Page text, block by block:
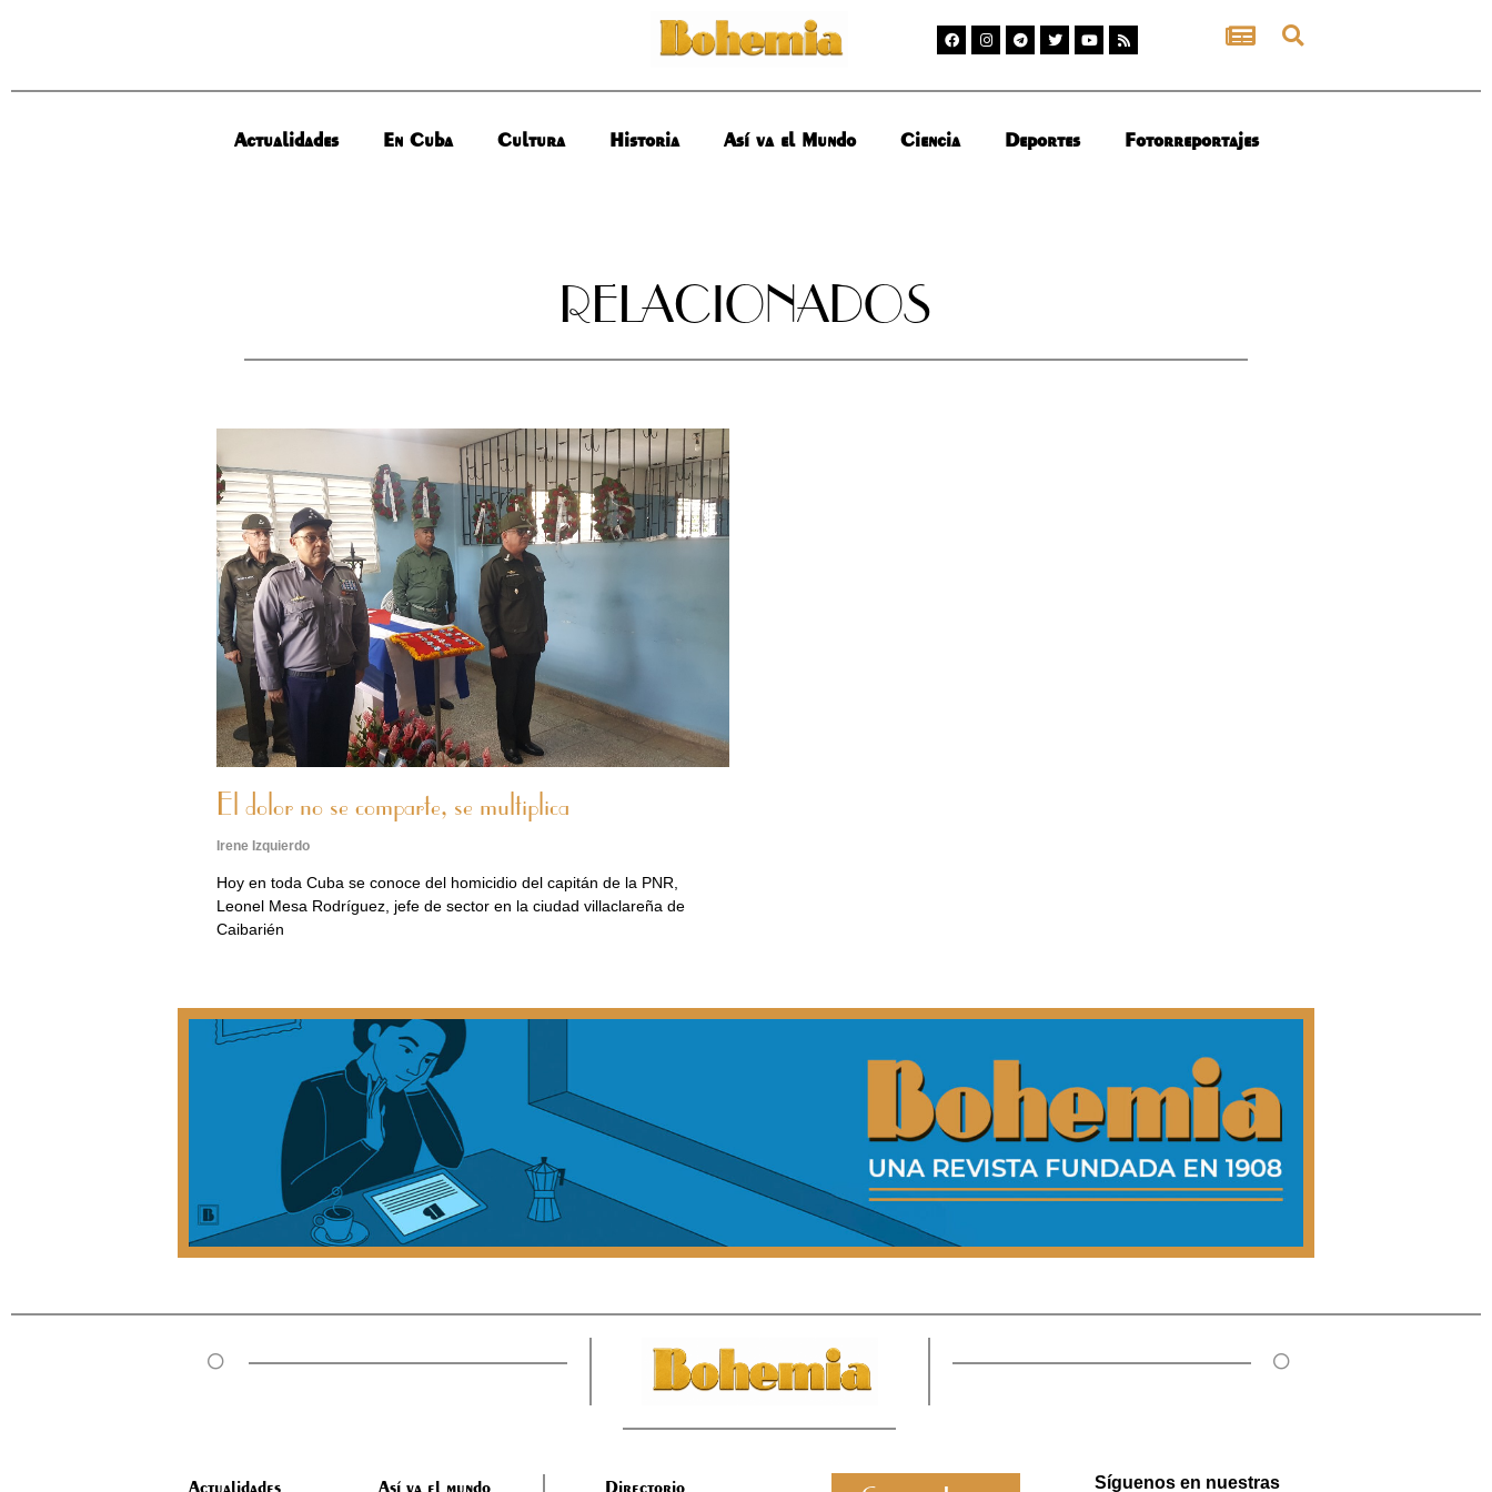
Actualidades En Cuba Cultura Historia Así va el Mundo Ciencia Deportes Fotorreportajes
RELACIONADOS
El dolor no se comparte, se multiplica
Irene Izquierdo
Hoy en toda Cuba se conoce del homicidio del capitán de la PNR,
Leonel Mesa Rodríguez, jefe de sector en la ciudad villaclareña de
Caibarién
Actualidades Así va el mundo Directorio
Síguenos en nuestras